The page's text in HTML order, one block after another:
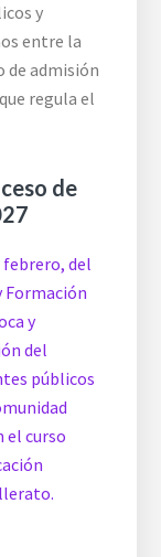
y
entre la
de admisión
regula el
de
febrero, del
Formación
y
del
públicos
el curso